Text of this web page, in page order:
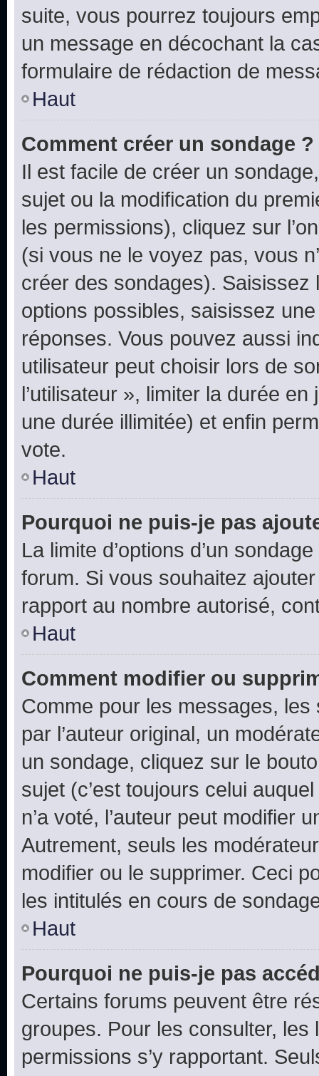
suite, vous pourrez toujours
un message en décochant la
formulaire de rédaction de
Haut
Comment créer un sondage ?
Il est facile de créer un
sujet ou la modification du
les permissions), cliquez sur
(si vous ne le voyez pas, vous
créer des sondages).
options possibles, saisissez
réponses. Vous pouvez aussi
utilisateur peut choisir lors de
l’utilisateur », limiter la durée
une durée illimitée) et enfin
vote.
Haut
Pourquoi ne puis-je pas
La limite d’options d’un
forum. Si vous souhaitez
rapport au nombre autorisé,
Haut
Comment modifier ou
Comme pour les messages,
par l’auteur original, un
un sondage, cliquez sur le
sujet (c’est toujours celui
n’a voté, l’auteur peut modifier
Autrement, seuls les
modifier ou le supprimer. Ceci
les intitulés en cours de
Haut
Pourquoi ne puis-je pas
Certains forums peuvent être
groupes. Pour les consulter,
permissions s’y rapportant.